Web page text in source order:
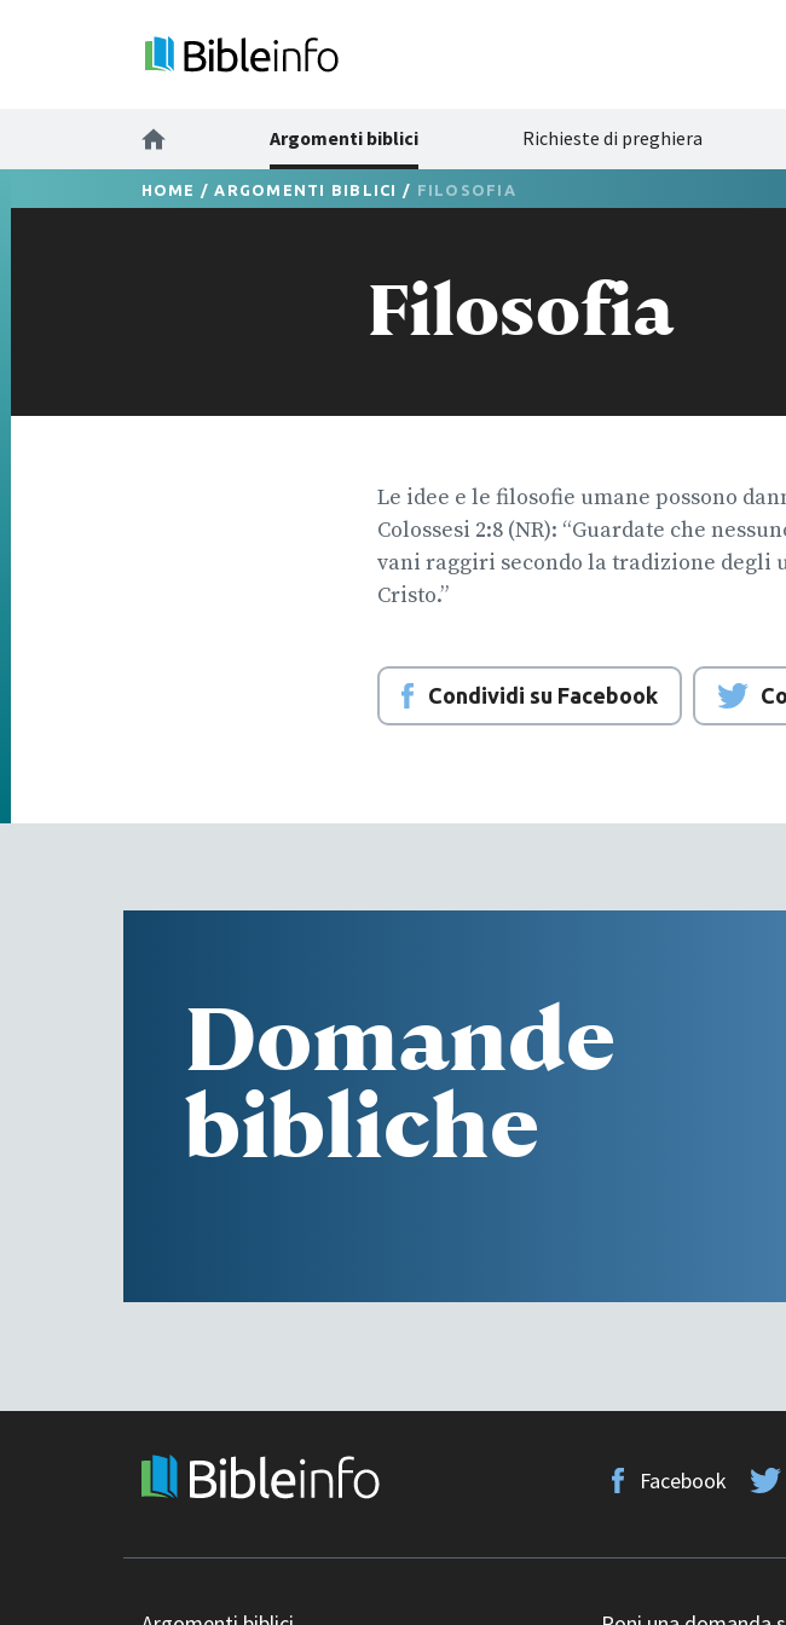
Argomenti biblici Richieste di preghiera
HOME / ARGOMENTI BIBLICI / FILOSOFIA
Filosofia
Le idee e le filosofie umane possono
Colossesi 2:8 (NR): “Guardate che
vani raggiri secondo la tradizione degli
Cristo.”
Condividi su Facebook
Domande
bibliche
Facebook